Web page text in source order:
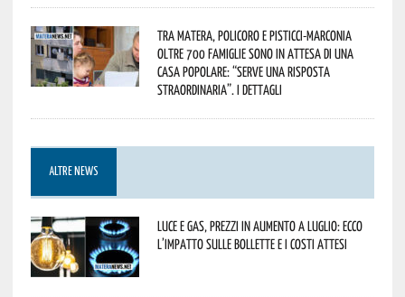
Tra Matera, Policoro e Pisticci-Marconia
oltre 700 famiglie sono in attesa di una
casa popolare: “serve una risposta
straordinaria”. I dettagli
ALTRE NEWS
Luce e gas, prezzi in aumento a luglio: ecco
l’impatto sulle bollette e i costi attesi